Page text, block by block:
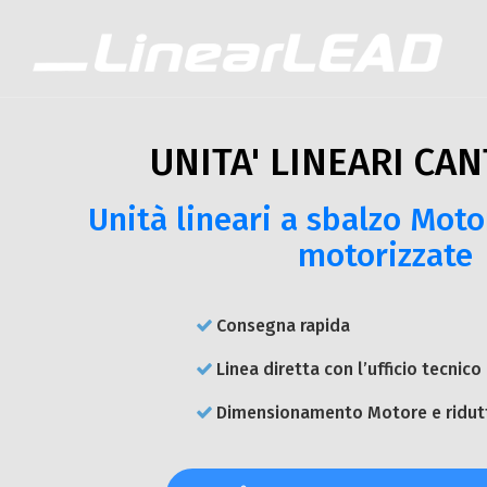
UNITA' LINEARI
Unità lineari a sbalzo
motorizzate
Consegna rapida
Linea diretta con l’ufficio tecnico
Dimensionamento Motore e